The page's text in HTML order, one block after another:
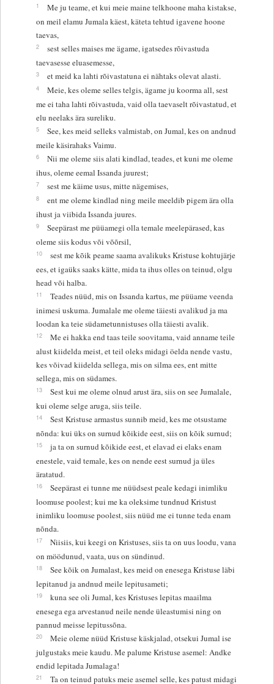
1
Me ju teame, et kui meie maine telkhoone maha kistakse,
on meil elamu Jumala käest, käteta tehtud igavene hoone
taevas,
2
sest selles maises me ägame, igatsedes rõivastuda
taevasesse eluasemesse,
3 et meid ka lahti rõivastatuna ei nähtaks olevat alasti.
4
Meie, kes oleme selles telgis, ägame ju koorma all, sest
me ei taha lahti rõivastuda, vaid olla taevaselt rõivastatud, et
elu neelaks ära sureliku.
5
See, kes meid selleks valmistab, on Jumal, kes on andnud
meile käsirahaks Vaimu.
6
Nii me oleme siis alati kindlad, teades, et kuni me oleme
ihus, oleme eemal Issanda juurest;
7 sest me käime usus, mitte nägemises,
8
ent me oleme kindlad ning meile meeldib pigem ära olla
ihust ja viibida Issanda juures.
9
Seepärast me püüamegi olla temale meelepärased, kas
oleme siis kodus või võõrsil,
10
sest me kõik peame saama avalikuks Kristuse kohtujärje
ees, et igaüks saaks kätte, mida ta ihus olles on teinud, olgu
head või halba.
11
Teades nüüd, mis on Issanda kartus, me püüame veenda
inimesi uskuma. Jumalale me oleme täiesti avalikud ja ma
loodan ka teie südametunnistuses olla täiesti avalik.
12
Me ei hakka end taas teile soovitama, vaid anname teile
alust kiidelda meist, et teil oleks midagi öelda nende vastu,
kes võivad kiidelda sellega, mis on silma ees, ent mitte
sellega, mis on südames.
13
Sest kui me oleme olnud arust ära, siis on see Jumalale,
kui oleme selge aruga, siis teile.
14
Sest Kristuse armastus sunnib meid, kes me otsustame
nõnda: kui üks on surnud kõikide eest, siis on kõik surnud;
15
ja ta on surnud kõikide eest, et elavad ei elaks enam
enestele, vaid temale, kes on nende eest surnud ja üles
äratatud.
16
Seepärast ei tunne me nüüdsest peale kedagi inimliku
loomuse poolest; kui me ka oleksime tundnud Kristust
inimliku loomuse poolest, siis nüüd me ei tunne teda enam
nõnda.
17
Niisiis, kui keegi on Kristuses, siis ta on uus loodu, vana
on möödunud, vaata, uus on sündinud.
18
See kõik on Jumalast, kes meid on enesega Kristuse läbi
lepitanud ja andnud meile lepitusameti;
19
kuna see oli Jumal, kes Kristuses lepitas maailma
enesega ega arvestanud neile nende üleastumisi ning on
pannud meisse lepitussõna.
20
Meie oleme nüüd Kristuse käskjalad, otsekui Jumal ise
julgustaks meie kaudu. Me palume Kristuse asemel: Andke
endid lepitada Jumalaga!
21 Ta on teinud patuks meie asemel selle, kes patust midagi